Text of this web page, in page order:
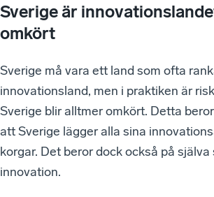
Sverige är
omkört
Sverige må vara ett land som ofta
innovationsland, men i praktiken är
Sverige blir alltmer omkört. Detta
att Sverige lägger alla sina
korgar. Det beror dock också på själva
innovation.